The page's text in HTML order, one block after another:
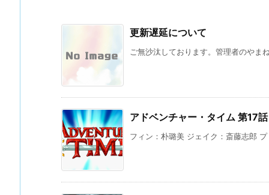
更新遅延について
ご無沙汰しております。管理者のやま
アドベンチャー・タイム 第17
フィン：朴璐美 ジェイク：斎藤志郎